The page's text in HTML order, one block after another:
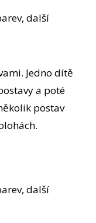
další
Jedno dítě
a poté
postav
další